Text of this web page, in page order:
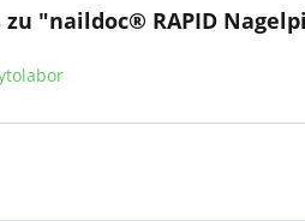
"naildoc® RAPID